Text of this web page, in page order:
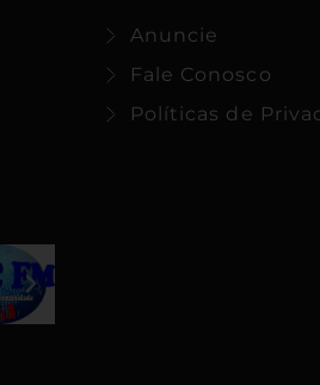
Anuncie
Fale Conosco
Políticas de